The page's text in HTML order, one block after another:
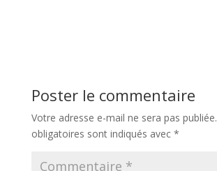
Poster le commentaire
Votre adresse e-mail ne sera pas publiée.
obligatoires sont indiqués avec *